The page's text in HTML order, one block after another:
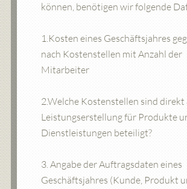
können, benötigen wir folgende
1.Kosten eines Geschäftsjahres
nach Kostenstellen mit Anzahl der
Mitarbeiter
2.Welche Kostenstellen sind direkt
Leistungserstellung für Produkte
Dienstleistungen beteiligt?
3. Angabe der Auftragsdaten eines
Geschäftsjahres (Kunde, Produkt